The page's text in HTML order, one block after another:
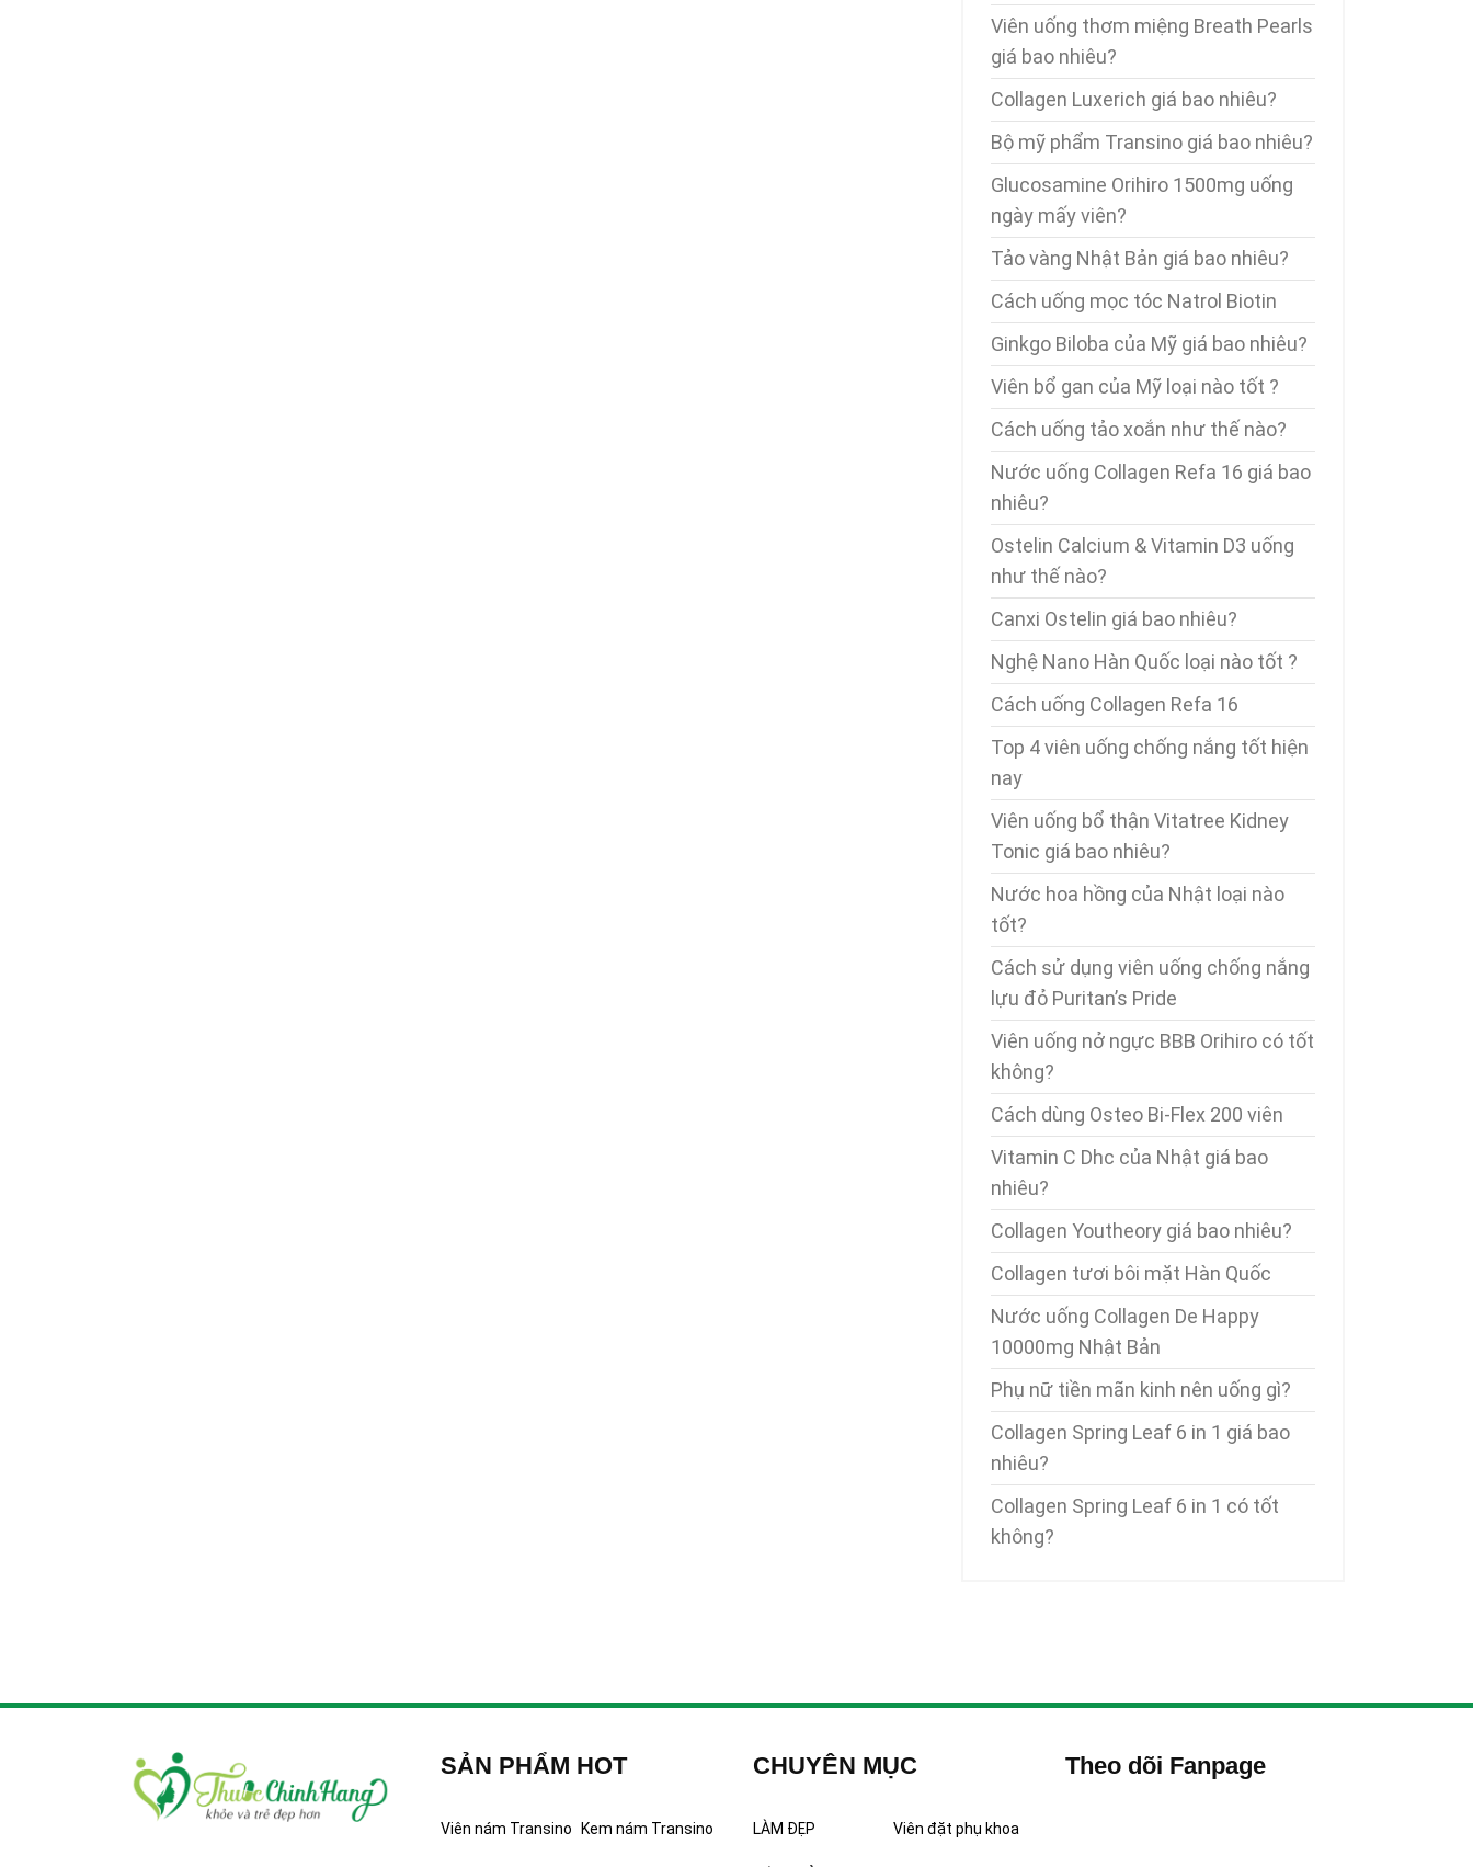
Viên uống thơm miệng Breath Pearls
giá bao nhiêu?
Collagen Luxerich giá bao nhiêu?
Bộ mỹ phẩm Transino giá bao nhiêu?
Glucosamine Orihiro 1500mg uống
ngày mấy viên?
Tảo vàng Nhật Bản giá bao nhiêu?
Cách uống mọc tóc Natrol Biotin
Ginkgo Biloba của Mỹ giá bao nhiêu?
Viên bổ gan của Mỹ loại nào tốt ?
Cách uống tảo xoắn như thế nào?
Nước uống Collagen Refa 16 giá bao
nhiêu?
Ostelin Calcium & Vitamin D3 uống
như thế nào?
Canxi Ostelin giá bao nhiêu?
Nghệ Nano Hàn Quốc loại nào tốt ?
Cách uống Collagen Refa 16
Top 4 viên uống chống nắng tốt hiện
nay
Viên uống bổ thận Vitatree Kidney
Tonic giá bao nhiêu?
Nước hoa hồng của Nhật loại nào
tốt?
Cách sử dụng viên uống chống nắng
lựu đỏ Puritan’s Pride
Viên uống nở ngực BBB Orihiro có tốt
không?
Cách dùng Osteo Bi-Flex 200 viên
Vitamin C Dhc của Nhật giá bao
nhiêu?
Collagen Youtheory giá bao nhiêu?
Collagen tươi bôi mặt Hàn Quốc
Nước uống Collagen De Happy
10000mg Nhật Bản
Phụ nữ tiền mãn kinh nên uống gì?
Collagen Spring Leaf 6 in 1 giá bao
nhiêu?
Collagen Spring Leaf 6 in 1 có tốt
không?
SẢN PHẨM HOT
Viên nám Transino Kem nám Transino
CHUYÊN MỤC
LÀM ĐẸP Viên đặt phụ khoa
Theo dõi Fanpage